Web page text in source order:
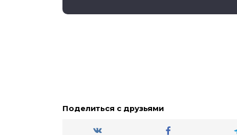
Поделиться с друзьями